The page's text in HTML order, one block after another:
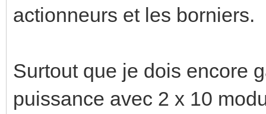
actionneurs et les borniers.
Surtout que je dois encore
puissance avec 2 x 10